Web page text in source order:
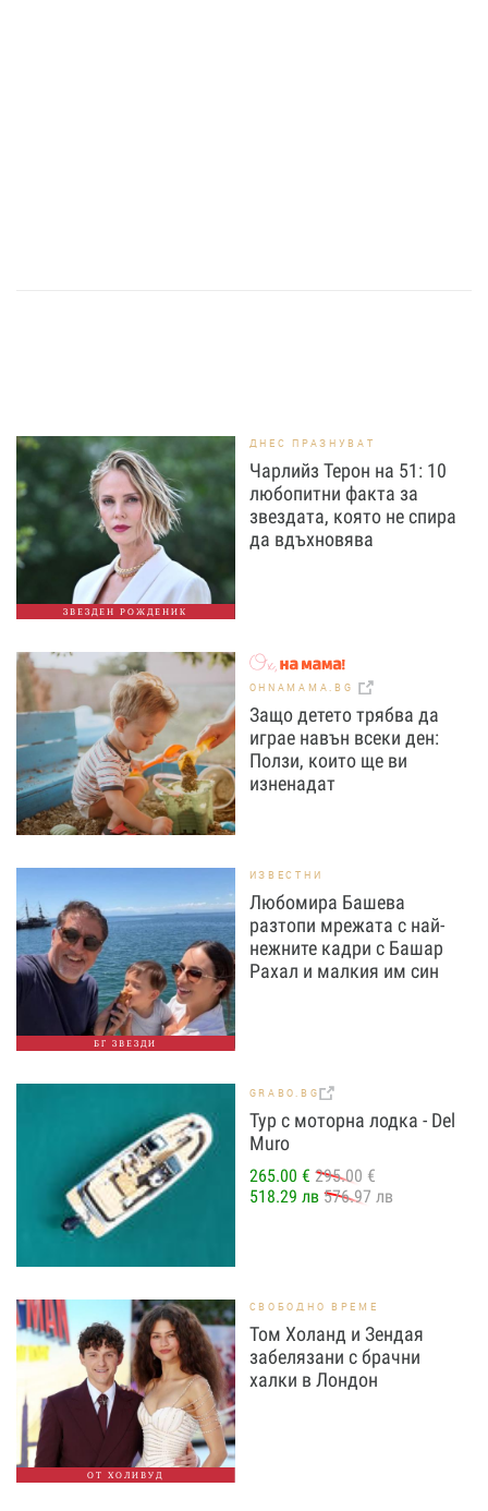
ЗВЕЗДЕН РОЖДЕНИК
ДНЕС ПРАЗНУВАТ
Чарлийз Терон на 51: 10
любопитни факта за
звездата, която не спира
да вдъхновява
OHNAMAMA.BG
Защо детето трябва да
играе навън всеки ден:
Ползи, които ще ви
изненадат
БГ ЗВЕЗДИ
ИЗВЕСТНИ
Любомира Башева
разтопи мрежата с най-
нежните кадри с Башар
Рахал и малкия им син
GRABO.BG
Тур с моторна лодка - Del
Muro
265.00 € 295.00 €
518.29 лв 576.97 лв
ОТ ХОЛИВУД
СВОБОДНО ВРЕМЕ
Том Холанд и Зендая
забелязани с брачни
халки в Лондон